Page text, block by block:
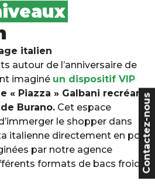
italien
autour de l’anniversaire de
imaginé un dispositif VIP
« Piazza » Galbani recréant
Burano. Cet espace
le shopper dans
italienne directement en point
par notre agence
formats de bacs froidsContactez-nous